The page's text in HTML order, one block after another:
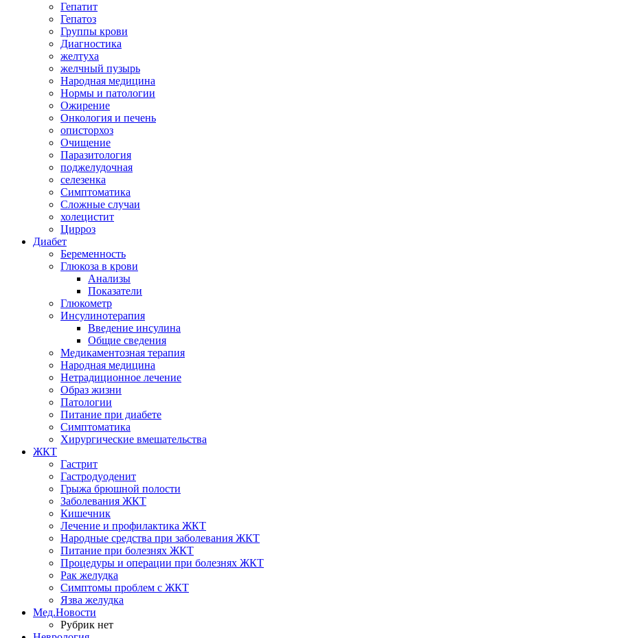
Гепатит
Гепатоз
Группы крови
Диагностика
желтуха
желчный пузырь
Народная медицина
Нормы и патологии
Ожирение
Онкология и печень
описторхоз
Очищение
Паразитология
поджелудочная
селезенка
Симптоматика
Сложные случаи
холецистит
Цирроз
Диабет
Беременность
Глюкоза в крови
Анализы
Показатели
Глюкометр
Инсулинотерапия
Введение инсулина
Общие сведения
Медикаментозная терапия
Народная медицина
Нетрадиционное лечение
Образ жизни
Патологии
Питание при диабете
Симптоматика
Хирургические вмешательства
ЖКТ
Гастрит
Гастродуоденит
Грыжа брюшной полости
Заболевания ЖКТ
Кишечник
Лечение и профилактика ЖКТ
Народные средства при заболевания ЖКТ
Питание при болезнях ЖКТ
Процедуры и операции при болезнях ЖКТ
Рак желудка
Симптомы проблем с ЖКТ
Язва желудка
Мед.Новости
Рубрик нет